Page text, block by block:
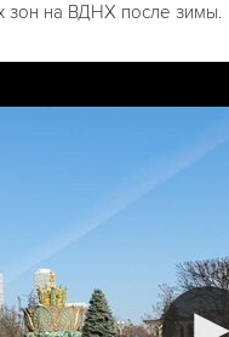
на ВДНХ после зимы.